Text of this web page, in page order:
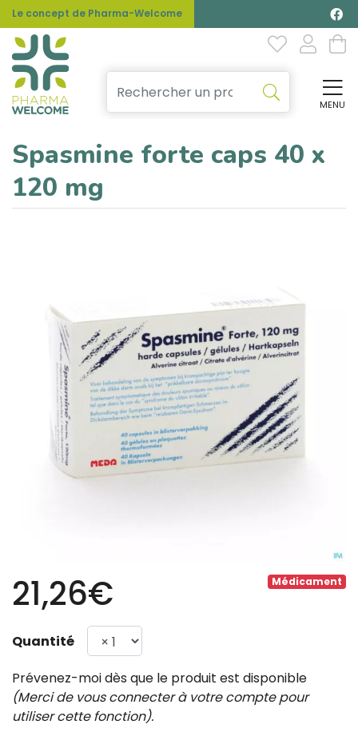
Le concept de Pharma-Welcome
MENU
Spasmine forte caps 40 x
120 mg
Médicament
21,26€
Quantité
Prévenez-moi dès que le produit est disponible
(Merci de vous connecter à votre compte pour
utiliser cette fonction).